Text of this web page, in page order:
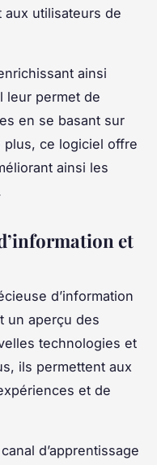
aux utilisateurs de
ainsi
leur permet de
en se basant sur
ce logiciel offre
ainsi les
et
d’information
un aperçu des
technologies et
ils permettent aux
et de
d’apprentissage